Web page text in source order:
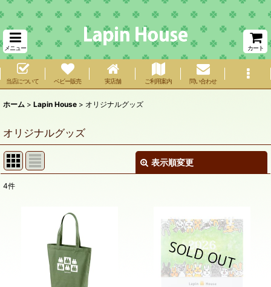
メニュー カート
当店について ベビー販売 実店舗 ご利用案内 問い合わせ
ホーム > Lapin House > オリジナルグッズ
オリジナルグッズ
表示順変更
4件